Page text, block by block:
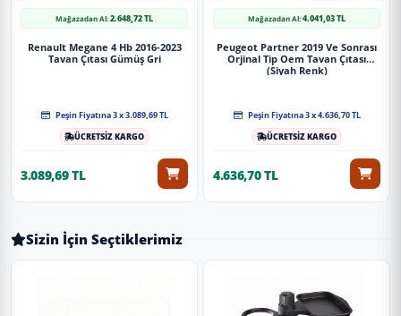
Mağazadan Al:2.648,72 TL
Renault Megane 4 Hb 2016-2023
Tavan Çıtası Gümüş Gri
Peşin Fiyatına 3 x 3.089,69 TL
ÜCRETSİZ KARGO
3.089,69 TL
Mağazadan Al:4.041,03 TL
Peugeot Partner 2019 Ve Sonrası
Orjinal Tip Oem Tavan Çıtası
(Siyah Renk)
Peşin Fiyatına 3 x 4.636,70 TL
ÜCRETSİZ KARGO
4.636,70 TL
Sizin İçin Seçtiklerimiz